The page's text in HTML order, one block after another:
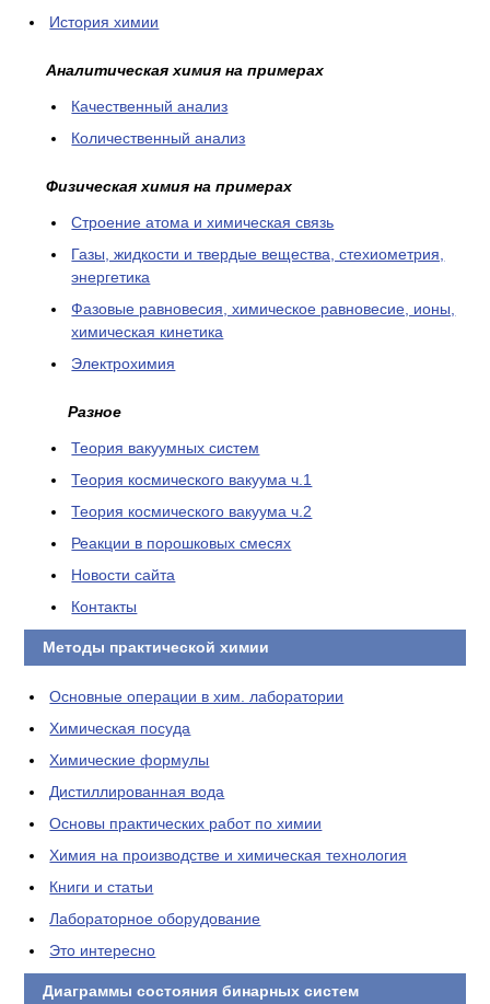
История химии
Аналитическая химия на примерах
Качественный анализ
Количественный анализ
Физическая химия на примерах
Cтроение атома и химическая связь
Газы, жидкости и твердые вещества, стехиометрия,
энергетика
Фазовые равновесия, химическое равновесие, ионы,
химическая кинетика
Электрохимия
Разное
Теория вакуумных систем
Теория космического вакуума ч.1
Теория космического вакуума ч.2
Реакции в порошковых смесях
Новости сайта
Контакты
Методы практической химии
Основные операции в хим. лаборатории
Химическая посуда
Химические формулы
Дистиллированная вода
Основы практических работ по химии
Химия на производстве и химическая технология
Книги и статьи
Лабораторное оборудование
Это интересно
Диаграммы состояния бинарных систем